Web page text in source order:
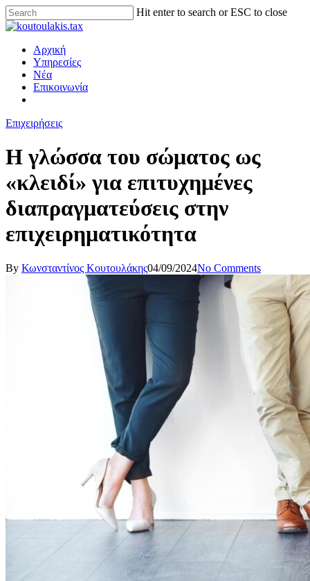
Hit enter to search or ESC to close
Αρχική
Υπηρεσίες
Νέα
Επικοινωνία
Επιχειρήσεις
​Η γλώσσα του σώματος ως
«κλειδί» για επιτυχημένες
διαπραγματεύσεις στην
επιχειρηματικότητα
By Κωνσταντίνος Κουτουλάκης04/09/2024No Comments